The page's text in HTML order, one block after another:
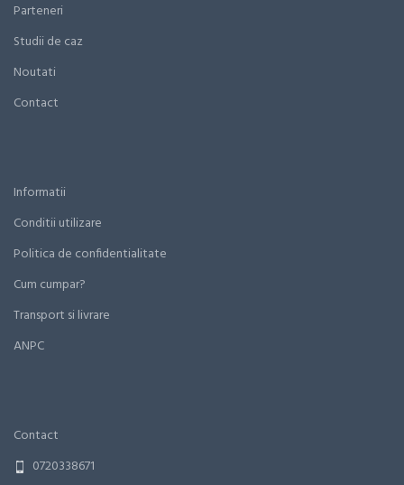
Parteneri
Studii de caz
Noutati
Contact
Informatii
Conditii utilizare
Politica de confidentialitate
Cum cumpar?
Transport si livrare
ANPC
Contact
0720338671